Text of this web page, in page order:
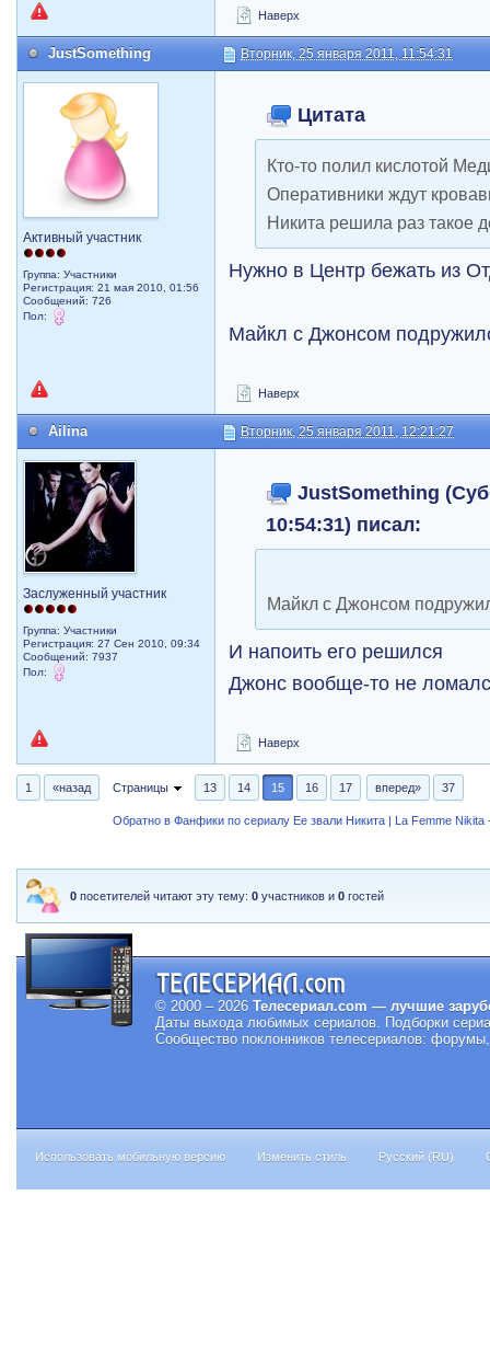
Наверх
JustSomething Вторник, 25 января 2011, 11:54:31
Активный участник
Группа: Участники
Регистрация: 21 мая 2010, 01:56
Сообщений: 726
Пол:
Цитата
Кто-то полил кислотой
Оперативники ждут
Никита решила раз такое
Нужно в Центр бежать из
Майкл с Джонсом
Наверх
Ailina Вторник, 25 января 2011, 12:21:27
Заслуженный участник
Группа: Участники
Регистрация: 27 Сен 2010, 09:34
Сообщений: 7937
Пол:
JustSomething
10:54:31) писал:
Майкл с Джонсом
И напоить его решился
Джонс вообще-то не
Наверх
1 «назад Страницы 13 14 15 16 17 вперед» 37
Обратно в Фанфики по сериалу Ее звали Никита | La Femme
0 посетителей читают эту тему:0 участников и0 гостей
© 2000 – 2026 Телесериал.com — лучшие
Даты выхода любимых сериалов. Подборки
Сообщество поклонников телесериалов:
Использовать мобильную версию Изменить стиль Русский (RU)